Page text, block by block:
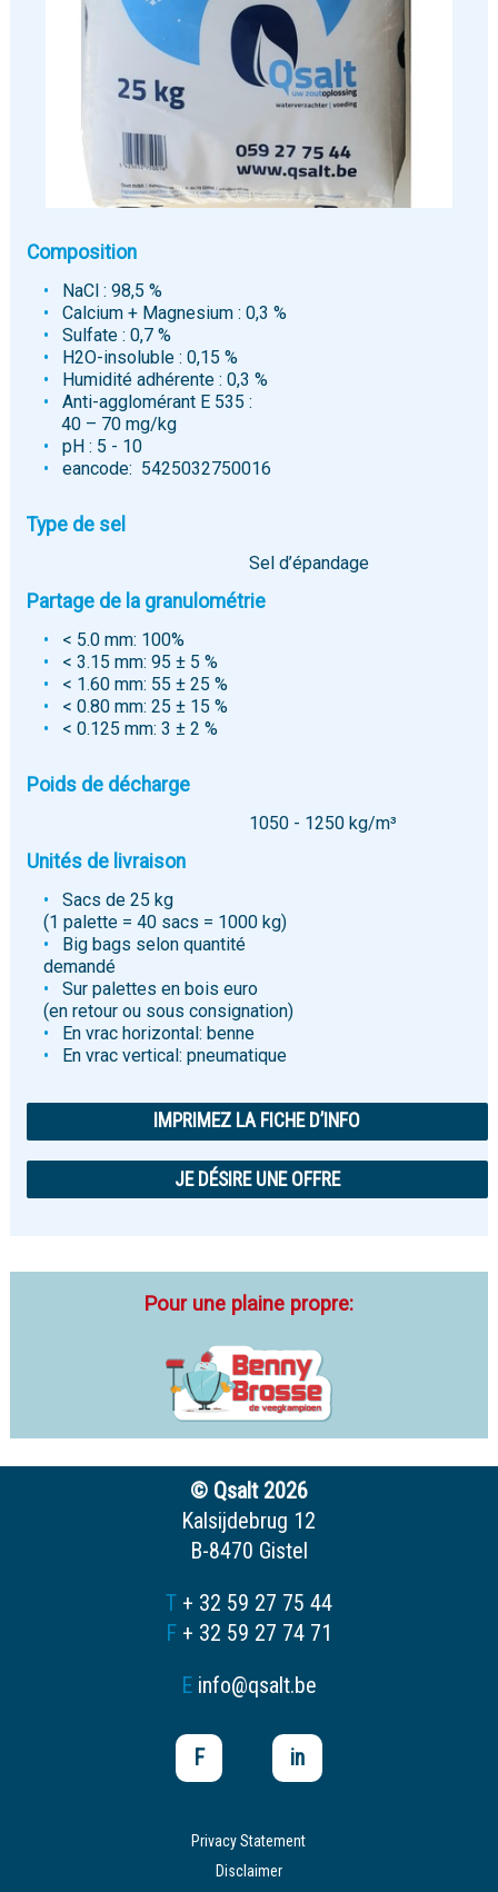
Composition
NaCl : 98,5 %
Calcium + Magnesium : 0,3 %
Sulfate : 0,7 %
H2O-insoluble : 0,15 %
Humidité adhérente : 0,3 %
Anti-agglomérant E 535 :
40 – 70 mg/kg
pH : 5 - 10
eancode: 5425032750016
Type de sel
Sel d’épandage
Partage de la granulométrie
< 5.0 mm: 100%
< 3.15 mm: 95 ± 5 %
< 1.60 mm: 55 ± 25 %
< 0.80 mm: 25 ± 15 %
< 0.125 mm: 3 ± 2 %
Poids de décharge
1050 - 1250 kg/m³
Unités de livraison
Sacs de 25 kg
(1 palette = 40 sacs = 1000 kg)
Big bags selon quantité
demandé
Sur palettes en bois euro
(en retour ou sous consignation)
En vrac horizontal: benne
En vrac vertical: pneumatique
IMPRIMEZ LA FICHE D’INFO
JE DÉSIRE UNE OFFRE
Pour une plaine propre:
© Qsalt 2026
Kalsijdebrug 12
B-8470 Gistel
T + 32 59 27 75 44
F+ 32 59 27 74 71
E info@qsalt.be
F in
Privacy Statement
Disclaimer